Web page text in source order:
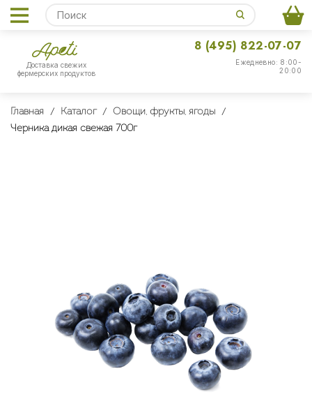
Доставка свежих
фермерских продуктов
Ежедневно: 8:00-
20:00
8 (495) 822-07-07
Главная Каталог
Овощи, фрукты, ягоды
Черника дикая свежая 700г